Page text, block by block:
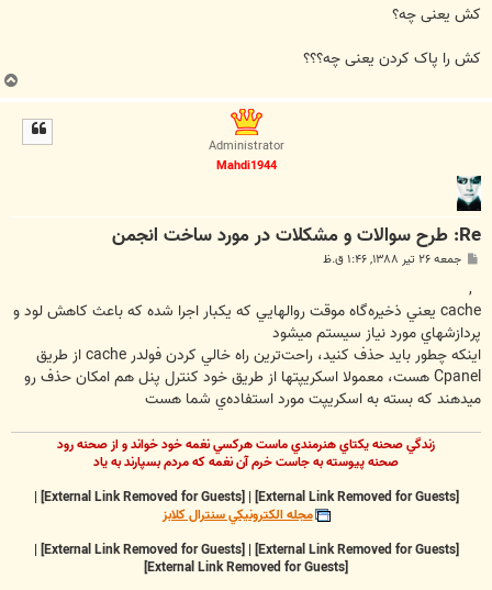
کش یعنی چه؟
کش را پاک کردن یعنی چه؟؟؟
ب
ا
Administrator
Mahdi1944
Re: طرح سوالات و مشکلات در مورد ساخت انجمن
پ جمعه ۲۶ تیر ۱۳۸۸, ۱:۴۶ ق.ظ
cache يعني ذخيره‌گاه موقت روالهايي که يکبار اجرا شده که باعث کاهش لود و
پردازشهاي مورد نياز سيستم ميشود
اينکه چطور بايد حذف کنيد، راحت‌ترين راه خالي کردن فولدر cache از طريق
Cpanel هست، معمولا اسکريپتها از طريق خود کنترل پنل هم امکان حذف رو
ميدهند که بسته به اسکريپت مورد استفاده‌ي شما هست
زندگي صحنه يکتاي هنرمندي ماست هرکسي نغمه خود خواند و از صحنه رود
صحنه پيوسته به جاست خرم آن نغمه که مردم بسپارند به ياد
|
|
مجله الکترونيکي سنترال کلابز
|
|